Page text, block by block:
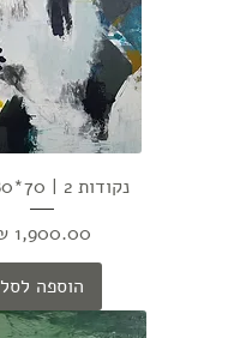
נקודות 2 | 70*80 ס"מ
מחיר
הוספה לסל